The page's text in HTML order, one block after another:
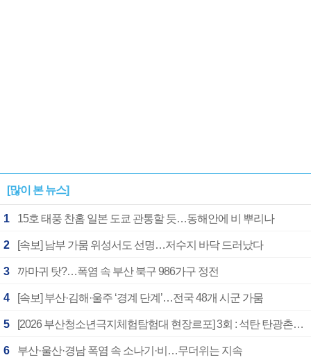
[많이 본 뉴스]
1 15호 태풍 찬홈 일본 도쿄 관통할 듯…동해안에 비 뿌리나
2 [속보] 남부 가뭄 위성서도 선명…저수지 바닥 드러났다
3 까마귀 탓?…폭염 속 부산 북구 986가구 정전
4 [속보] 부산·김해·울주 ‘경계 단계’…전국 48개 시군 가뭄
5 [2026 부산청소년극지체험탐험대 현장르포] 3회 : 석탄 탄광촌에서 북극 연구의 중심지로
6 부산·울산·경남 폭염 속 소나기·비…무더위는 지속